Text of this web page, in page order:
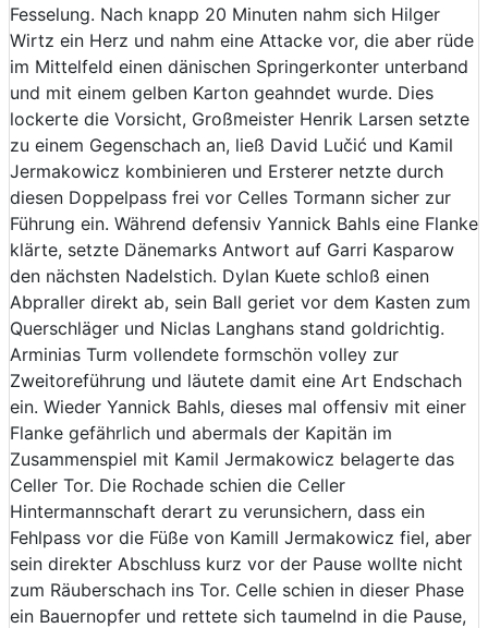
Fesselung. Nach knapp 20 Minuten nahm sich Hilger
Wirtz ein Herz und nahm eine Attacke vor, die aber rüde
im Mittelfeld einen dänischen Springerkonter unterband
und mit einem gelben Karton geahndet wurde. Dies
lockerte die Vorsicht, Großmeister Henrik Larsen setzte
zu einem Gegenschach an, ließ David Lučić und Kamil
Jermakowicz kombinieren und Ersterer netzte durch
diesen Doppelpass frei vor Celles Tormann sicher zur
Führung ein. Während defensiv Yannick Bahls eine Flanke
klärte, setzte Dänemarks Antwort auf Garri Kasparow
den nächsten Nadelstich. Dylan Kuete schloß einen
Abpraller direkt ab, sein Ball geriet vor dem Kasten zum
Querschläger und Niclas Langhans stand goldrichtig.
Arminias Turm vollendete formschön volley zur
Zweitoreführung und läutete damit eine Art Endschach
ein. Wieder Yannick Bahls, dieses mal offensiv mit einer
Flanke gefährlich und abermals der Kapitän im
Zusammenspiel mit Kamil Jermakowicz belagerte das
Celler Tor. Die Rochade schien die Celler
Hintermannschaft derart zu verunsichern, dass ein
Fehlpass vor die Füße von Kamill Jermakowicz fiel, aber
sein direkter Abschluss kurz vor der Pause wollte nicht
zum Räuberschach ins Tor. Celle schien in dieser Phase
ein Bauernopfer und rettete sich taumelnd in die Pause,